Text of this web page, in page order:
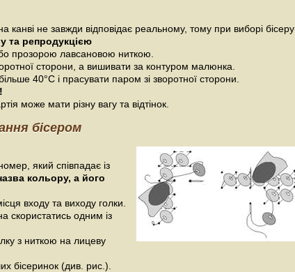
канві не завжди відповідає реальному, тому при виборі бісеру
та репродукцією
прозорою лавсановою ниткою.
сторони, а вишивати за контуром малюнка.
40°С і прасувати паром зі зворотної сторони.
може мати різну вагу та відтінок.
бісером
який співпадає із
кольору, а його
входу та виходу голки.
скористатись одним із
з ниткою на лицеву
бісеринок (див. рис.).